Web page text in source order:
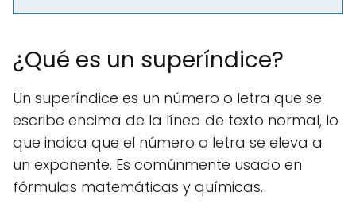
¿Qué es un superíndice?
Un superíndice es un número o letra que se
escribe encima de la línea de texto normal, lo
que indica que el número o letra se eleva a
un exponente. Es comúnmente usado en
fórmulas matemáticas y químicas.